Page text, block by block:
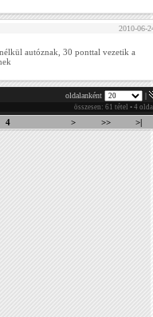
2010-06-
autóznak, 30 ponttal vezetik a
oldalanként |
összesen: 61 tétel • 4 oldal
4 > >> >|